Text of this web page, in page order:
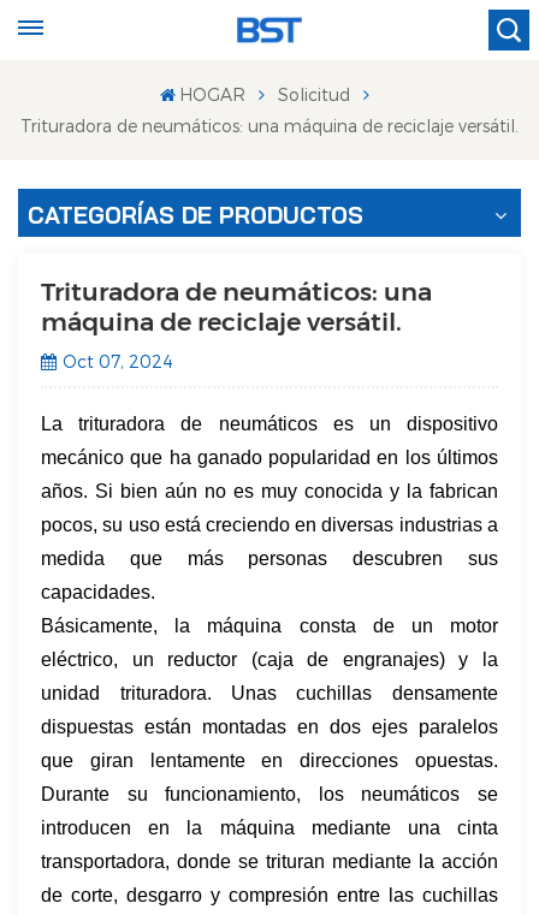
HOGAR
Solicitud
Trituradora de neumáticos: una máquina de reciclaje versátil.
CATEGORÍAS DE PRODUCTOS
Trituradora de neumáticos: una
máquina de reciclaje versátil.
Oct 07, 2024
La trituradora de neumáticos es un dispositivo
mecánico que ha ganado popularidad en los últimos
años. Si bien aún no es muy conocida y la fabrican
pocos, su uso está creciendo en diversas industrias a
medida que más personas descubren sus
capacidades.
Básicamente, la máquina consta de un motor
eléctrico, un reductor (caja de engranajes) y la
unidad trituradora. Unas cuchillas densamente
dispuestas están montadas en dos ejes paralelos
que giran lentamente en direcciones opuestas.
Durante su funcionamiento, los neumáticos se
introducen en la máquina mediante una cinta
transportadora, donde se trituran mediante la acción
de corte, desgarro y compresión entre las cuchillas